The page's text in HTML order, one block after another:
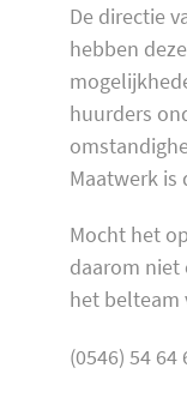
De directie
hebben
huurders
Maatwerk
Mocht het
daarom
het belteam
(0546) 54 64